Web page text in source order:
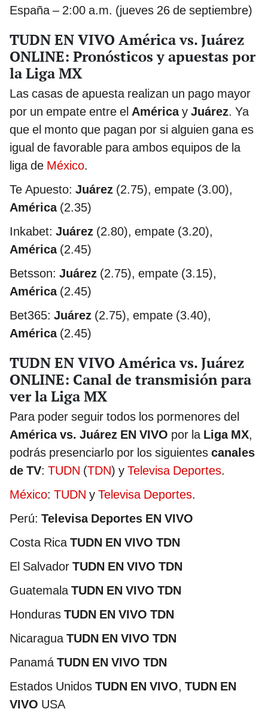
España – 2:00 a.m. (jueves 26 de septiembre)
TUDN EN VIVO América vs. Juárez
ONLINE: Pronósticos y apuestas por
la Liga MX
Las casas de apuesta realizan un pago mayor
por un empate entre el Américay Juárez. Ya
que el monto que pagan por si alguien gana es
igual de favorable para ambos equipos de la
liga de México.
Te Apuesto: Juárez (2.75), empate (3.00),
América(2.35)
Inkabet: Juárez (2.80), empate (3.20),
América(2.45)
Betsson: Juárez (2.75), empate (3.15),
América(2.45)
Bet365: Juárez (2.75), empate (3.40),
América(2.45)
TUDN EN VIVO América vs. Juárez
ONLINE: Canal de transmisión para
ver la Liga MX
Para poder seguir todos los pormenores del
América vs. Juárez EN VIVO por la Liga MX,
podrás presenciarlo por los siguientes canales
de TV: TUDN (TDN) y Televisa Deportes.
México: TUDN y Televisa Deportes.
Perú: Televisa Deportes EN VIVO
Costa Rica TUDN EN VIVO TDN
El Salvador TUDN EN VIVO TDN
Guatemala TUDN EN VIVO TDN
Honduras TUDN EN VIVO TDN
Nicaragua TUDN EN VIVO TDN
Panamá TUDN EN VIVO TDN
Estados Unidos TUDN EN VIVO, TUDN EN
VIVO USA